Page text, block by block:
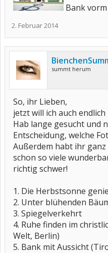
Bank
2. Februar 2014
summt herum
So, ihr Lieben,
jetzt will ich auch
Hab lange gesucht und
Entscheidung, welche
Außerdem habt ihr ganz
schon so viele
richtig schwer!
1. Die Herbstsonne
2. Unter blühenden
3. Spiegelverkehrt
4. Ruhe finden im
Welt, Berlin)
5. Bank mit Aussicht